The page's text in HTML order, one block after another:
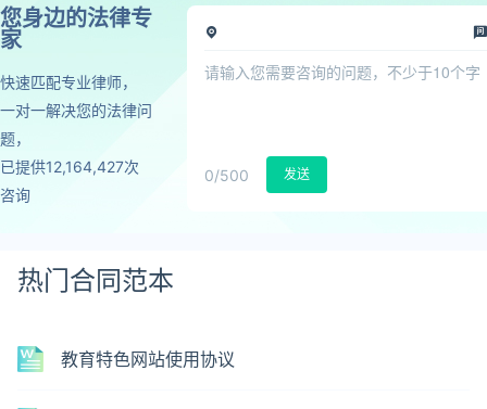
您身边的法律专
家
快速匹配专业律师，
一对一解决您的法律问
题，
已提供12,164,427次
咨询
0/500 发送
热门合同范本
教育特色网站使用协议